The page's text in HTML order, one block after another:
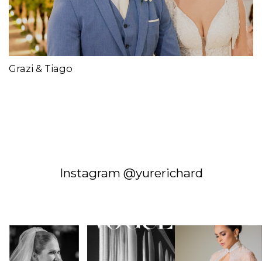
Grazi & Tiago
Instagram @yurerichard